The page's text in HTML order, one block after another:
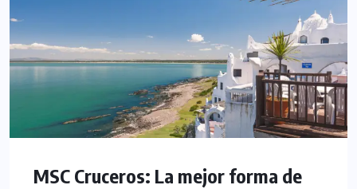
MSC Cruceros: La mejor forma de